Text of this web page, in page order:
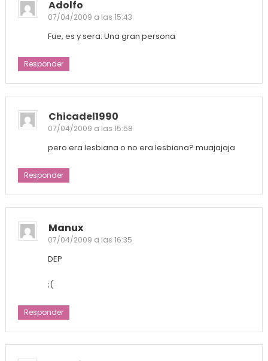
Adolfo
07/04/2009 a las 15:43
Fue, es y sera: Una gran persona
Responder
Chicadel1990
07/04/2009 a las 15:58
pero era lesbiana o no era lesbiana? muajajaja
Responder
Manux
07/04/2009 a las 16:35
DEP
;(
Responder